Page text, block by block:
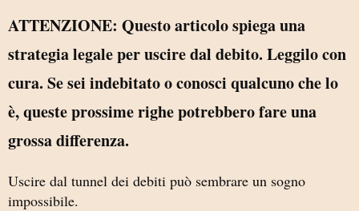
ATTENZIONE: Questo articolo spiega una
strategia legale per uscire dal debito. Leggilo con
cura. Se sei indebitato o conosci qualcuno che lo
è, queste prossime righe potrebbero fare una
grossa differenza.
Uscire dal tunnel dei debiti può sembrare un sogno
impossibile.